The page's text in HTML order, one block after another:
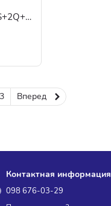
Комутатор MikroTik CRS354-48P-4S+2Q+RM
Вперед
Контактная информация
098 676-03-29